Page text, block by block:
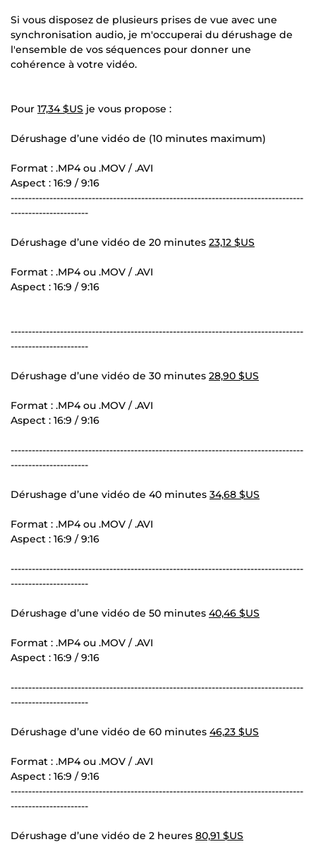
Si vous disposez de plusieurs prises de vue avec une
synchronisation audio, je m'occuperai du dérushage de
l'ensemble de vos séquences pour donner une
cohérence à votre vidéo.
Pour 17,34 $US je vous propose :
Dérushage d’une vidéo de (10 minutes maximum)
Format : .MP4 ou .MOV / .AVI
Aspect : 16:9 / 9:16
-----------------------------------------------------------------------------------
----------------------
Dérushage d’une vidéo de 20 minutes 23,12 $US
Format : .MP4 ou .MOV / .AVI
Aspect : 16:9 / 9:16
-----------------------------------------------------------------------------------
----------------------
Dérushage d’une vidéo de 30 minutes 28,90 $US
Format : .MP4 ou .MOV / .AVI
Aspect : 16:9 / 9:16
-----------------------------------------------------------------------------------
----------------------
Dérushage d’une vidéo de 40 minutes 34,68 $US
Format : .MP4 ou .MOV / .AVI
Aspect : 16:9 / 9:16
-----------------------------------------------------------------------------------
----------------------
Dérushage d’une vidéo de 50 minutes 40,46 $US
Format : .MP4 ou .MOV / .AVI
Aspect : 16:9 / 9:16
-----------------------------------------------------------------------------------
----------------------
Dérushage d’une vidéo de 60 minutes 46,23 $US
Format : .MP4 ou .MOV / .AVI
Aspect : 16:9 / 9:16
-----------------------------------------------------------------------------------
----------------------
Dérushage d’une vidéo de 2 heures 80,91 $US